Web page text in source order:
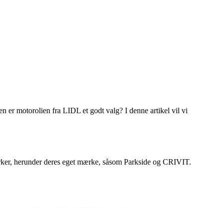
er motorolien fra LIDL et godt valg? I denne artikel vil vi
herunder deres eget mærke, såsom Parkside og CRIVIT.